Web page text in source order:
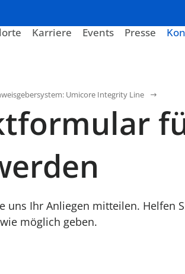
Karriere Events Presse
Umicore Integrity Line
uns Ihr Anliegen mitteilen. Helfen
möglich geben.